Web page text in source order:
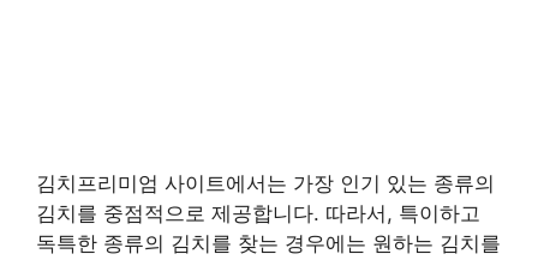
김치프리미엄 사이트에서는 가장 인기 있는 종류의
김치를 중점적으로 제공합니다. 따라서, 특이하고
독특한 종류의 김치를 찾는 경우에는 원하는 김치를